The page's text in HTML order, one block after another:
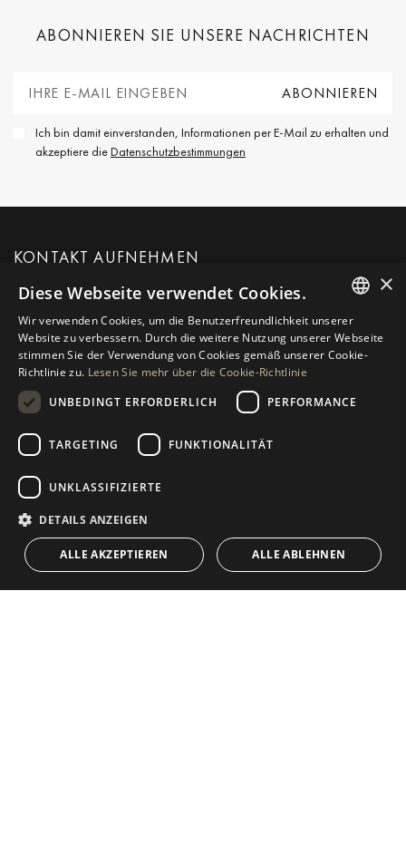
ABONNIEREN SIE UNSERE NACHRICHTEN
Ich bin damit einverstanden, Informationen per E-Mail zu erhalten und
akzeptiere dieDatenschutzbestimmungen
KONTAKT AUFNEHMEN
MEHR INFORMATIONEN ANFORDERN
NACHRICHT AN UNS
NAVIGATION
Immobilien
Guides
Team
Blog
SAMMLUNG
Frontline Strand
KONTAKT
ENGLISH
SPANISH
NORWEGIAN
×
Diese Webseite verwendet Cookies.
Wir verwenden Cookies, um die Benutzerfreundlichkeit unserer
Website zu verbessern. Durch die weitere Nutzung unserer Webseite
stimmen Sie der Verwendung von Cookies gemäß unserer Cookie-
Richtlinie zu. Lesen Sie mehr über die Cookie-Richtlinie
UNBEDINGT ERFORDERLICH
PERFORMANCE
TARGETING FUNKTIONALITÄT
UNKLASSIFIZIERTE
DETAILS ANZEIGEN
ALLE AKZEPTIEREN ALLE ABLEHNEN